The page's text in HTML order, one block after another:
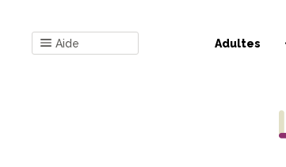
Aide Adultes